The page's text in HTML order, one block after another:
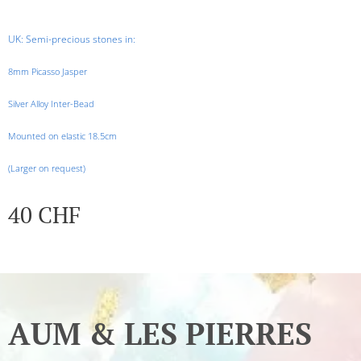
UK: Semi-precious stones in:
8mm Picasso Jasper
Silver Alloy Inter-Bead
Mounted on elastic 18.5cm
(Larger on request)
40 CHF
AUM & LES PIERRES